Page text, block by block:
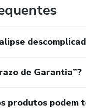
de Garantia”?
produtos podem